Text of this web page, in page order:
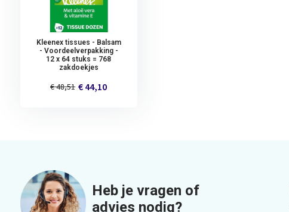
Kleenex tissues - Balsam
- Voordeelverpakking -
12 x 64 stuks = 768
zakdoekjes
€ 48,51 € 44,10
Heb je vragen of
advies nodig?